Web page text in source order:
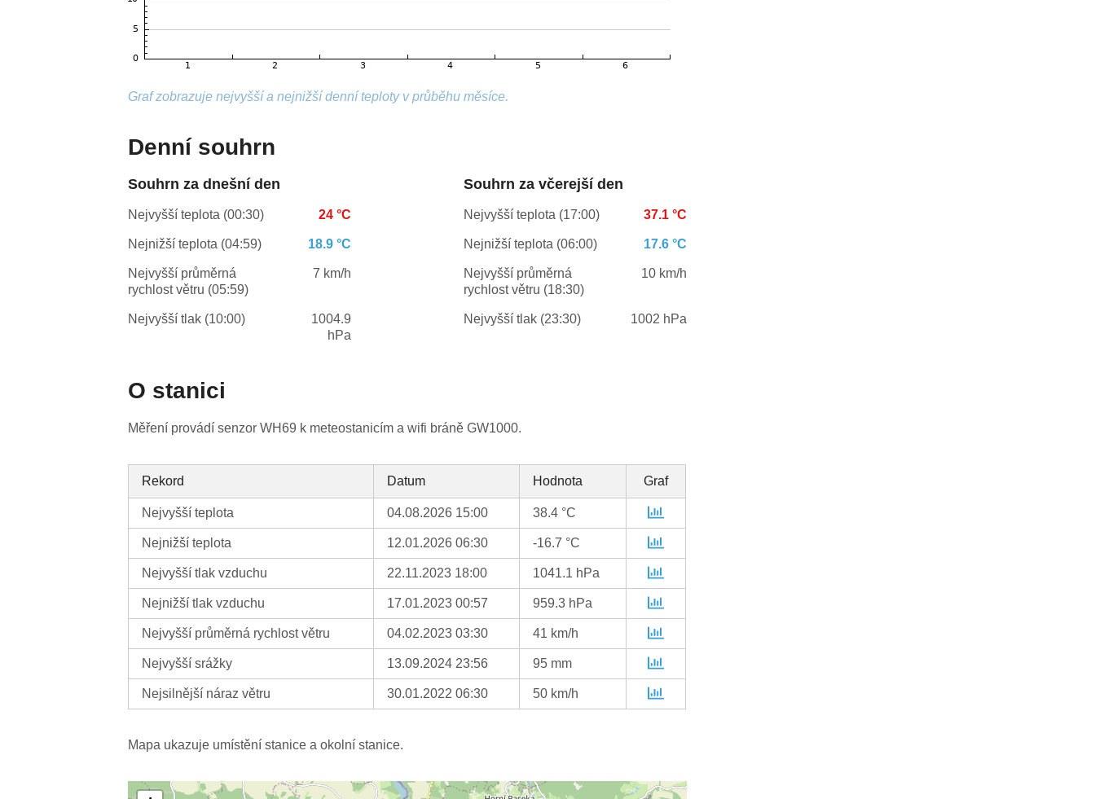
Graf zobrazuje nejvyšší a nejnižší denní teploty v průběhu měsíce.
Denní souhrn
Souhrn za dnešní den
Nejvyšší teplota (00:30) 24 °C
Nejnižší teplota (04:59) 18.9 °C
Nejvyšší průměrná
rychlost větru (05:59)
7 km/h
Nejvyšší tlak (10:00)
1004.9
hPa
Souhrn za včerejší den
Nejvyšší teplota (17:00) 37.1 °C
Nejnižší teplota (06:00) 17.6 °C
Nejvyšší průměrná
rychlost větru (18:30)
10 km/h
Nejvyšší tlak (23:30) 1002 hPa
O stanici
Měření provádí senzor WH69 k meteostanicím a wifi bráně GW1000.
Rekord Datum Hodnota Graf
Nejvyšší teplota 04.08.2026 15:00 38.4 °C
Nejnižší teplota 12.01.2026 06:30 -16.7 °C
Nejvyšší tlak vzduchu 22.11.2023 18:00 1041.1 hPa
Nejnižší tlak vzduchu 17.01.2023 00:57 959.3 hPa
Nejvyšší průměrná rychlost větru 04.02.2023 03:30 41 km/h
Nejvyšší srážky 13.09.2024 23:56 95 mm
Nejsilnější náraz větru 30.01.2022 06:30 50 km/h
Mapa ukazuje umístění stanice a okolní stanice.